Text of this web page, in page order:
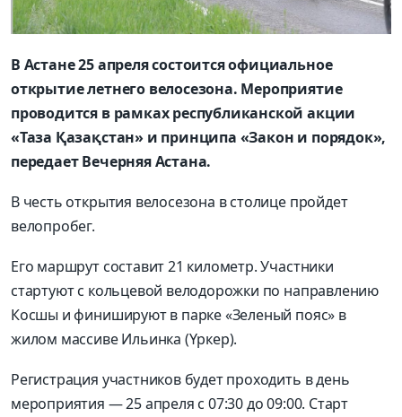
В Астане 25 апреля состоится официальное
открытие летнего велосезона. Мероприятие
проводится в рамках республиканской акции
«Таза Қазақстан» и принципа «Закон и порядок»,
передает Вечерняя Астана.
В честь открытия велосезона в столице пройдет
велопробег.
Его маршрут составит 21 километр. Участники
стартуют с кольцевой велодорожки по направлению
Косшы и финишируют в парке «Зеленый пояс» в
жилом массиве Ильинка (Үркер).
Регистрация участников будет проходить в день
мероприятия — 25 апреля с 07:30 до 09:00. Старт